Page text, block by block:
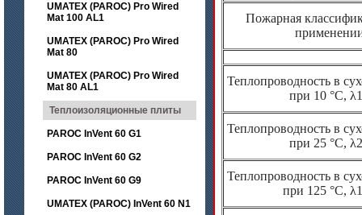
UMATEX (PAROC) Pro Wired
Mat 100 AL1
UMATEX (PAROC) Pro Wired
Mat 80
UMATEX (PAROC) Pro Wired
Mat 80 AL1
Теплоизоляционные плиты
PAROC InVent 60 G1
PAROC InVent 60 G2
PAROC InVent 60 G9
UMATEX (PAROC) InVent 60 N1
Пожарная
Теплопроводность в
при 10 °C,
Теплопроводность в
при 25 °C,
Теплопроводность в
при 125 °C,